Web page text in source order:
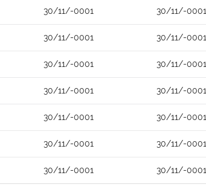
30/11/-0001 30/11/-0001
30/11/-0001 30/11/-0001
30/11/-0001 30/11/-0001
30/11/-0001 30/11/-0001
30/11/-0001 30/11/-0001
30/11/-0001 30/11/-0001
30/11/-0001 30/11/-0001